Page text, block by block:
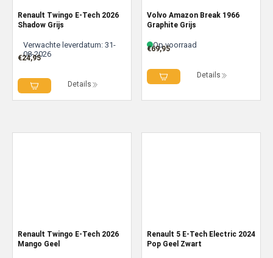
Renault Twingo E-Tech 2026
Shadow Grijs
Verwachte leverdatum: 31-
08-2026
€24,95
Details
Volvo Amazon Break 1966
Graphite Grijs
Op voorraad
€69,95
Details
Renault Twingo E-Tech 2026
Mango Geel
Renault 5 E-Tech Electric 2024
Pop Geel Zwart